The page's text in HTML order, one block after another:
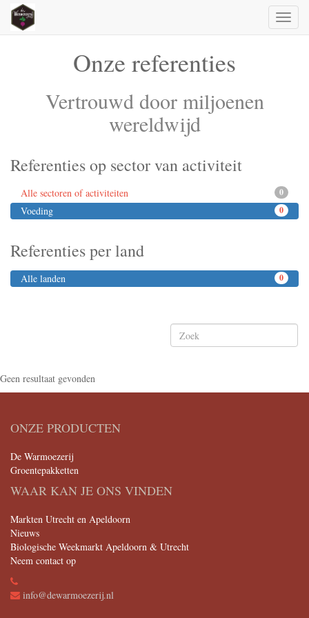
Toggle
Onze referenties
Vertrouwd door miljoenen
wereldwijd
Referenties op sector van activiteit
0
Alle sectoren of activiteiten
0
Voeding
Referenties per land
0
Alle landen
Geen resultaat gevonden
ONZE PRODUCTEN
De Warmoezerij
Groentepakketten
WAAR KAN JE ONS VINDEN
Markten Utrecht en Apeldoorn
Nieuws
Biologische Weekmarkt Apeldoorn & Utrecht
Neem contact op
info@dewarmoezerij.nl